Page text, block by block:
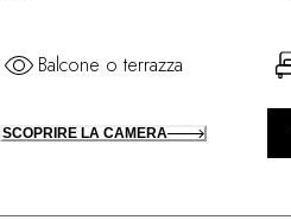
Balcone o terrazza
SCOPRIRE LA CAMERA